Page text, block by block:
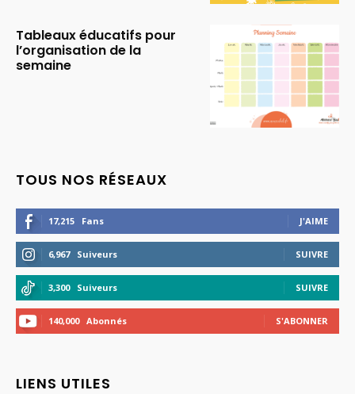
Tableaux éducatifs pour
l’organisation de la
semaine
TOUS NOS RÉSEAUX
17,215 Fans J'AIME
6,967 Suiveurs SUIVRE
3,300 Suiveurs SUIVRE
140,000 Abonnés S'ABONNER
LIENS UTILES